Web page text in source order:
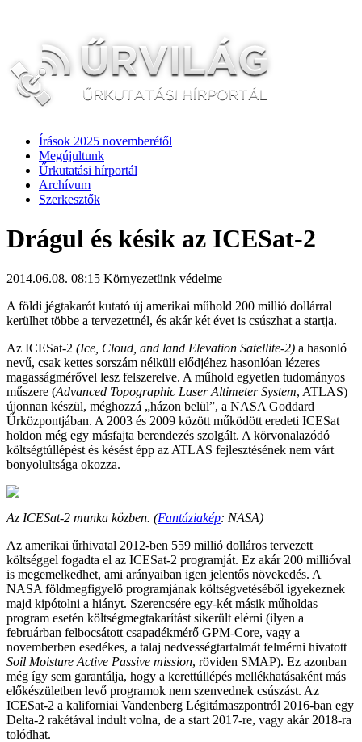
Írások 2025 novemberétől
Megújultunk
Űrkutatási hírportál
Archívum
Szerkesztők
Drágul és késik az ICESat-2
2014.06.08. 08:15 Környezetünk védelme
A földi jégtakarót kutató új amerikai műhold 200 millió dollárral
kerülhet többe a tervezettnél, és akár két évet is csúszhat a startja.
Az ICESat-2 (Ice, Cloud, and land Elevation Satellite-2) a hasonló
nevű, csak kettes sorszám nélküli elődjéhez hasonlóan lézeres
magasságmérővel lesz felszerelve. A műhold egyetlen tudományos
műszere (Advanced Topographic Laser Altimeter System, ATLAS)
újonnan készül, méghozzá „házon belül”, a NASA Goddard
Űrközpontjában. A 2003 és 2009 között működött eredeti ICESat
holdon még egy másfajta berendezés szolgált. A körvonalazódó
költségtúllépést és késést épp az ATLAS fejlesztésének nem várt
bonyolultsága okozza.
Az ICESat-2 munka közben. (Fantáziakép: NASA)
Az amerikai űrhivatal 2012-ben 559 millió dolláros tervezett
költséggel fogadta el az ICESat-2 programját. Ez akár 200 millióval
is megemelkedhet, ami arányaiban igen jelentős növekedés. A
NASA földmegfigyelő programjának költségvetéséből igyekeznek
majd kipótolni a hiányt. Szerencsére egy-két másik műholdas
program esetén költségmegtakarítást sikerült elérni (ilyen a
februárban felbocsátott csapadékmérő GPM-Core, vagy a
novemberben esedékes, a talaj nedvességtartalmát felmérni hivatott
Soil Moisture Active Passive mission, röviden SMAP). Ez azonban
még így sem garantálja, hogy a kerettúllépés mellékhatásaként más
előkészületben levő programok nem szenvednek csúszást. Az
ICESat-2 a kaliforniai Vandenberg Légitámaszpontról 2016-ban egy
Delta-2 rakétával indult volna, de a start 2017-re, vagy akár 2018-ra
tolódhat.